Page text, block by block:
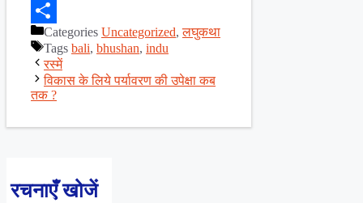
Facebook
ShareCategories Uncategorized,लघुकथा
Tags bali, bhushan, indu
रस्में
विकास के लिये पर्यावरण की उपेक्षा कब
तक ?
रचनाएँ खोजें